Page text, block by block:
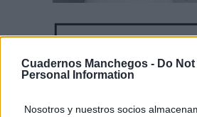
Cuadernos Manchegos - Do
Personal Information
Nosotros y nuestros socios